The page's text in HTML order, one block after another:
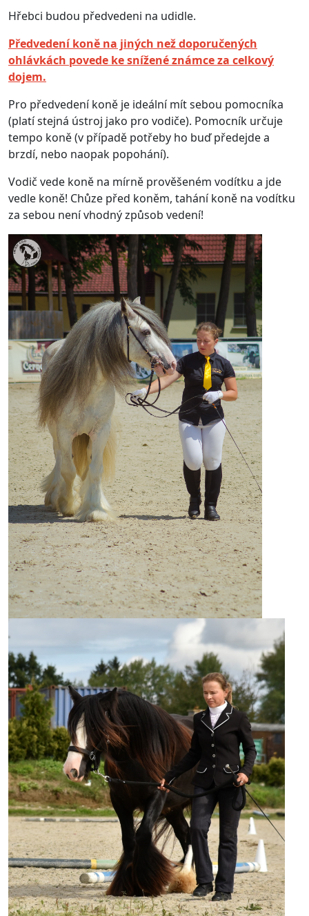
Hřebci budou předvedeni na udidle.
Předvedení koně na jiných než doporučených
ohlávkách povede ke snížené známce za celkový
dojem.
Pro předvedení koně je ideální mít sebou pomocníka
(platí stejná ústroj jako pro vodiče). Pomocník určuje
tempo koně (v případě potřeby ho buď předejde a
brzdí, nebo naopak popohání).
Vodič vede koně na mírně prověšeném vodítku a jde
vedle koně! Chůze před koněm, tahání koně na vodítku
za sebou není vhodný způsob vedení!